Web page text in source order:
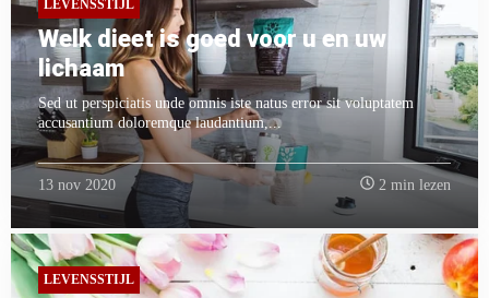
LEVENSSTIJL
Welk dieet is goed voor u en uw
lichaam
Sed ut perspiciatis unde omnis iste natus error sit voluptatem
accusantium doloremque laudantium,...
13 nov 2020 2 min lezen
LEVENSSTIJL